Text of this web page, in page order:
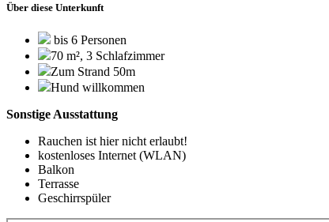
Über diese Unterkunft
bis 6 Personen
70 m², 3 Schlafzimmer
Zum Strand 50m
Hund willkommen
Sonstige Ausstattung
Rauchen ist hier nicht erlaubt!
kostenloses Internet (WLAN)
Balkon
Terrasse
Geschirrspüler